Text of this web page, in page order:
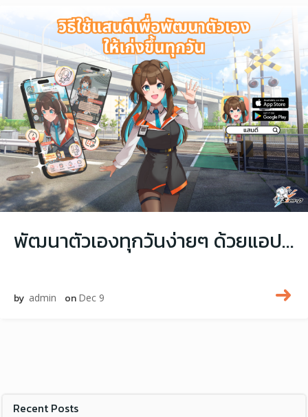
พัฒนาตัวเองทุกวันง่ายๆ ด้วยแอปแสนดี
by admin on Dec 9
Recent Posts